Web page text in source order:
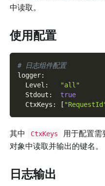
中读取。
使用配置
# 日志组件配置
logger:
Level :
"all"
Stdout :
true
CtxKeys : [
其中 CtxKeys 用于配置需
对象中读取并输出的键名。
日志输出